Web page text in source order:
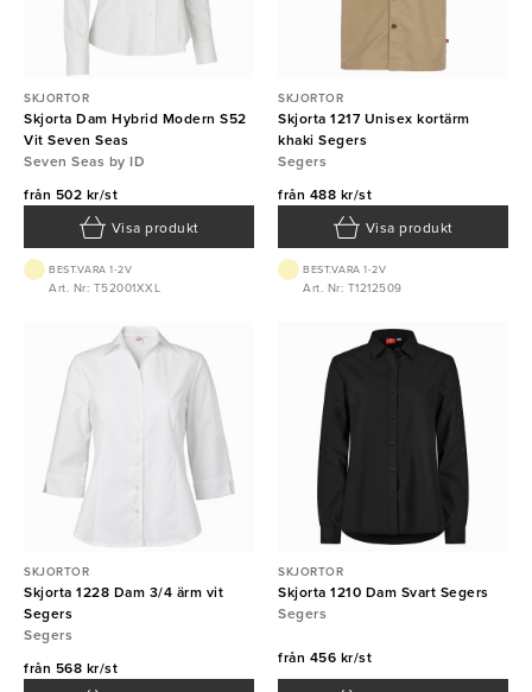
SKJORTOR
Skjorta Dam Hybrid Modern S52
Vit Seven Seas
Seven Seas by ID
från 502 kr/st
Visa produkt
BEST.VARA 1-2V
Art. Nr: T52001XXL
SKJORTOR
Skjorta 1217 Unisex kortärm
khaki Segers
Segers
från 488 kr/st
Visa produkt
BEST.VARA 1-2V
Art. Nr: T1212509
SKJORTOR
Skjorta 1228 Dam 3/4 ärm vit
Segers
Segers
från 568 kr/st
SKJORTOR
Skjorta 1210 Dam Svart Segers
Segers
från 456 kr/st